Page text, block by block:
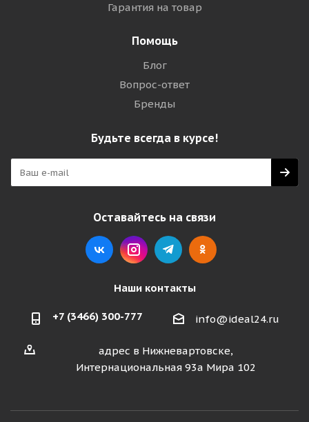
Гарантия на товар
Помощь
Блог
Вопрос-ответ
Бренды
Будьте всегда в курсе!
Оставайтесь на связи
Наши контакты
+7 (3466) 300-777 info@ideal24.ru
адрес в Нижневартовске,
Интернациональная 93а Мира 102